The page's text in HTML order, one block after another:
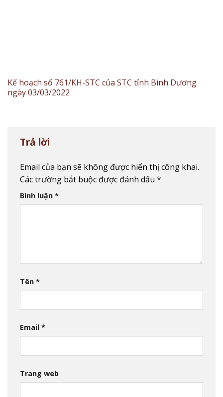
Kế hoạch số 761/KH-STC của STC tỉnh Bình Dương
ngày 03/03/2022
Trả lời
Email của bạn sẽ không được hiển thị công khai.
Các trường bắt buộc được đánh dấu *
Bình luận *
Tên *
Email *
Trang web